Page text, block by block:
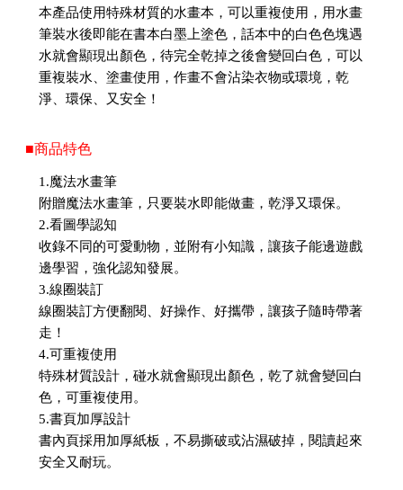
本產品使用特殊材質的水畫本，可以重複使用，用水畫
筆裝水後即能在書本白墨上塗色，話本中的白色色塊遇
水就會顯現出顏色，待完全乾掉之後會變回白色，可以
重複裝水、塗畫使用，作畫不會沾染衣物或環境，乾
淨、環保、又安全！
■商品特色
1.魔法水畫筆
附贈魔法水畫筆，只要裝水即能做畫，乾淨又環保。
2.看圖學認知
收錄不同的可愛動物，並附有小知識，讓孩子能邊遊戲
邊學習，強化認知發展。
3.線圈裝訂
線圈裝訂方便翻閱、好操作、好攜帶，讓孩子隨時帶著
走！
4.可重複使用
特殊材質設計，碰水就會顯現出顏色，乾了就會變回白
色，可重複使用。
5.書頁加厚設計
書內頁採用加厚紙板，不易撕破或沾濕破掉，閱讀起來
安全又耐玩。